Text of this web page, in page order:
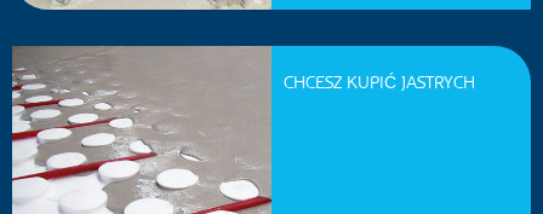
CHCESZ KUPIĆ JASTRYCH